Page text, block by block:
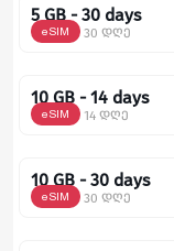
5 GB - 30 days
eSIM 30 დღე
10 GB - 14 days
eSIM 14 დღე
10 GB - 30 days
eSIM 30 დღე